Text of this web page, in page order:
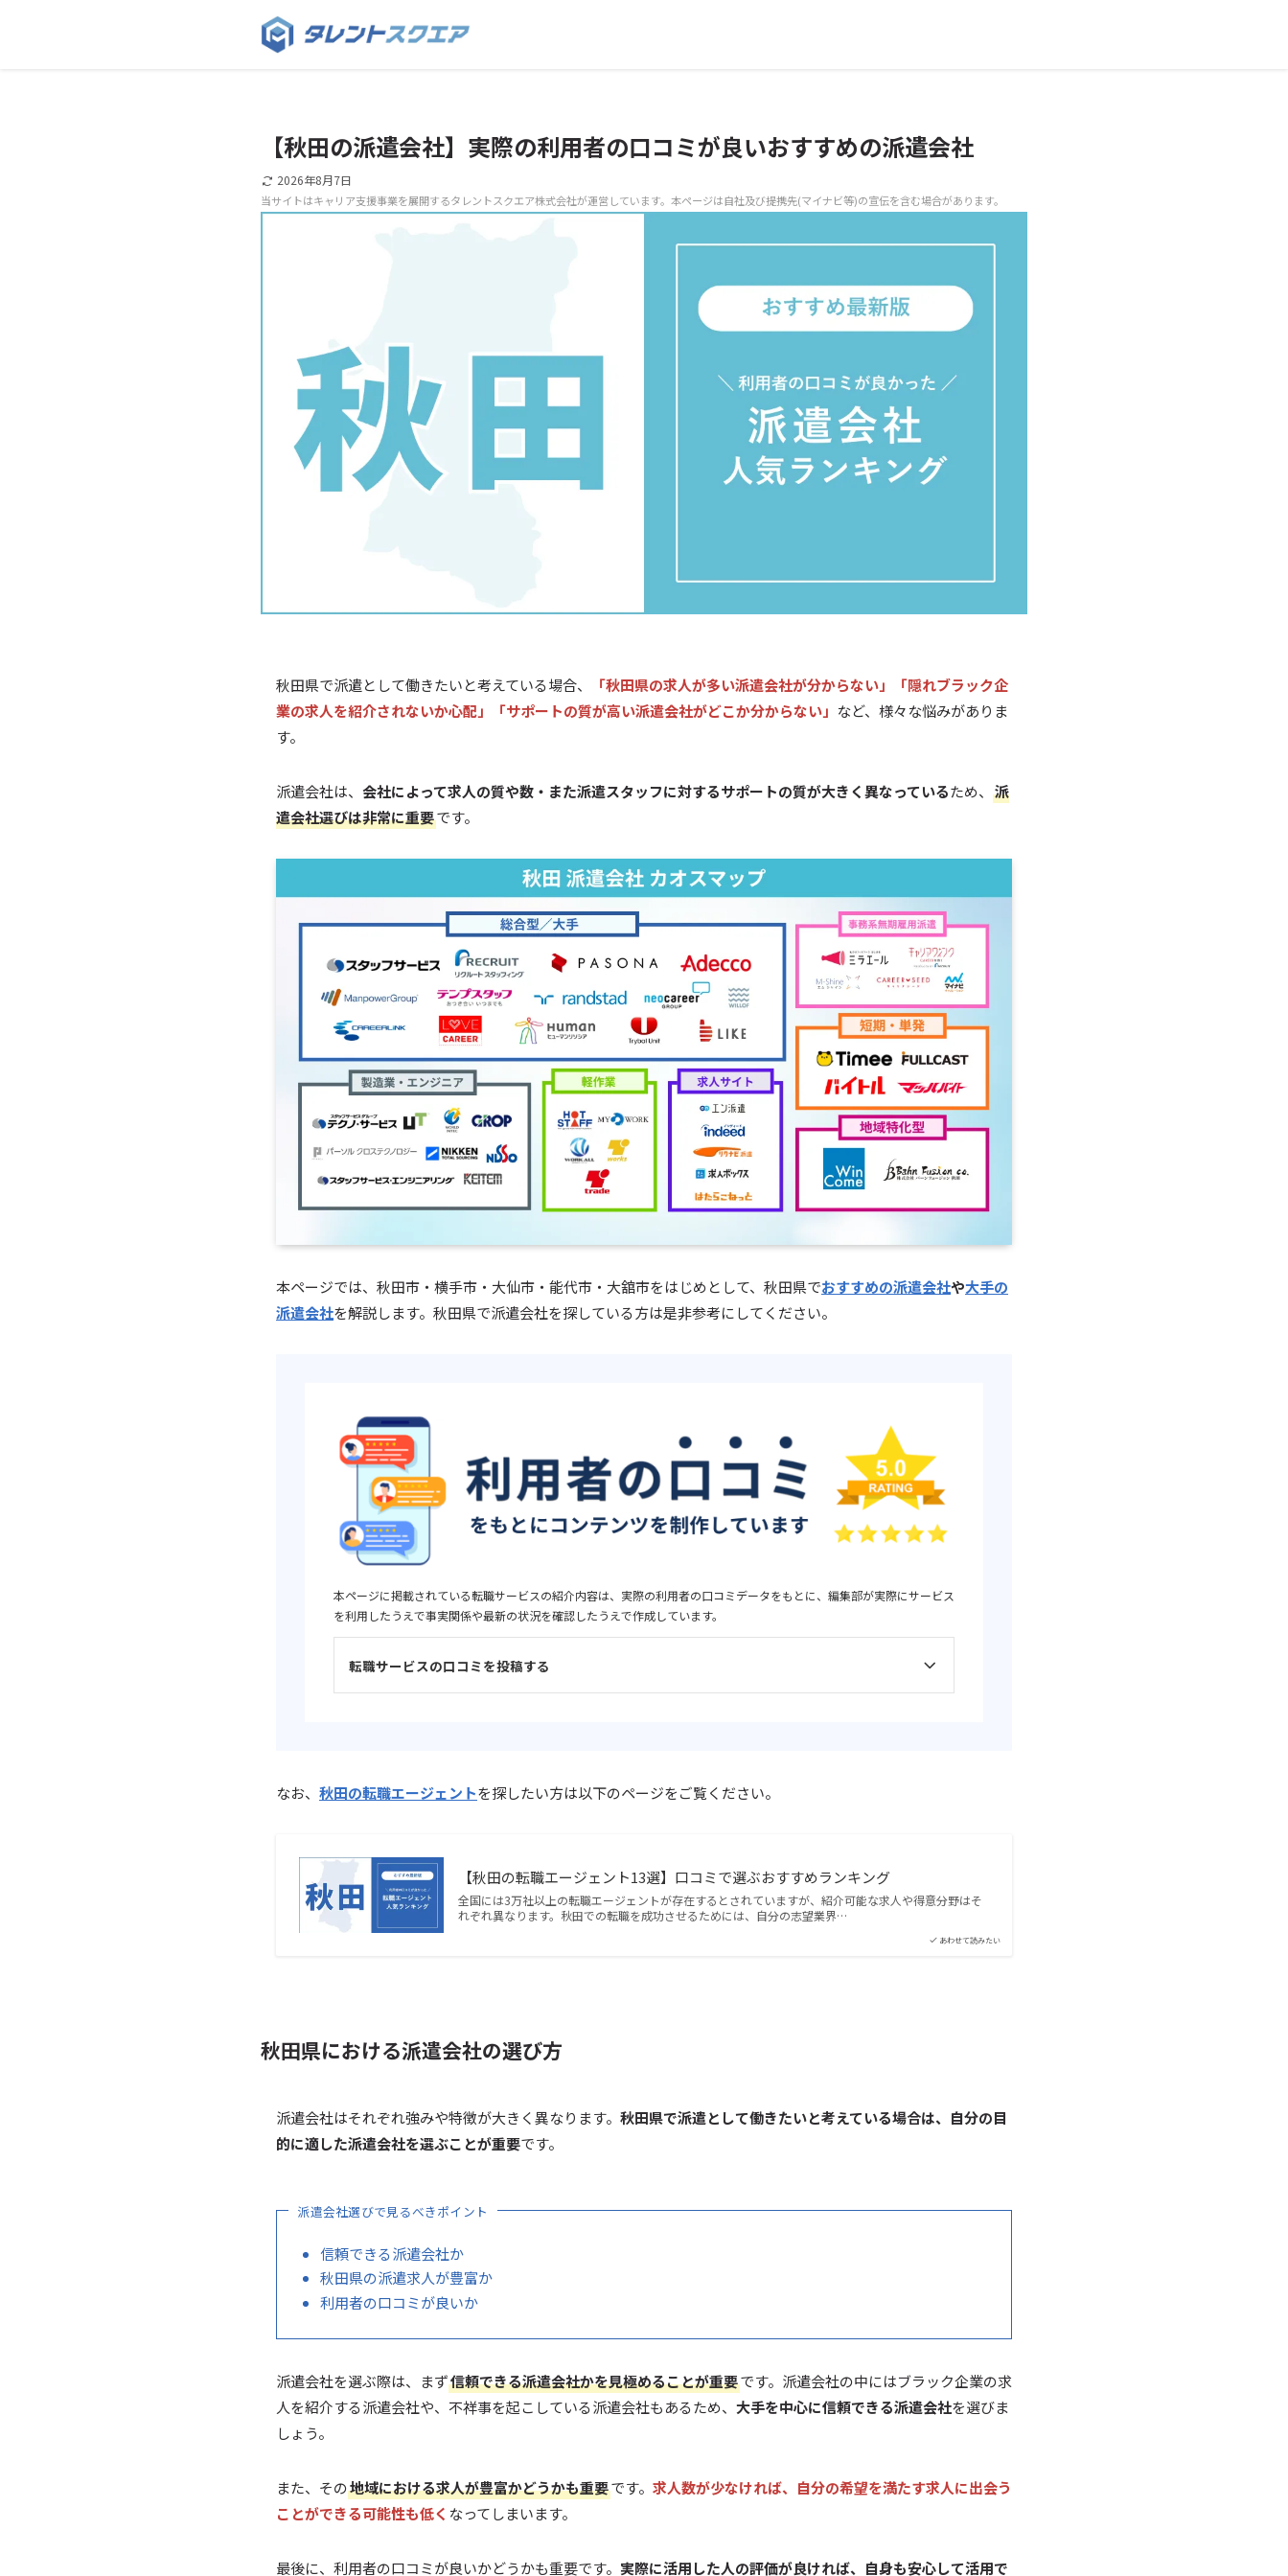
【秋田の派遣会社】実際の利用者の口コミが良いおすすめの派遣会社
2026年8月7日
秋田県で派遣として働きたいと考えている場合、 「秋田県の求人が多い派遣会社が分からない」「隠れブラック企
業の求人を紹介されないか心配」「サポートの質が高い派遣会社がどこか分からない」 など、様々な悩みがありま
す。
派遣会社は、 会社によって求人の質や数・また派遣スタッフに対するサポートの質が大きく異なっているため、 派
遣会社選びは非常に重要です。
本ページでは、秋田市・横手市・大仙市・能代市・大舘市をはじめとして、秋田県でおすすめの派遣会社や大手の
派遣会社を解説します。秋田県で派遣会社を探している方は是非参考にしてください。
本ページに掲載されている転職サービスの紹介内容は、実際の利用者の口コミデータをもとに、編集部が実際にサービス
を利用したうえで事実関係や最新の状況を確認したうえで作成しています。
転職サービスの口コミを投稿する
なお、 秋田の転職エージェントを探したい方は以下のページをご覧ください。
あわせて読みたい
【秋田の転職エージェント13選】口コミで選ぶおすすめランキング
全国には3万社以上の転職エージェントが存在するとされていますが、紹介可能な求人や得意分野はそ
れぞれ異なります。秋田での転職を成功させるためには、自分の志望業界…
秋田県における派遣会社の選び方
派遣会社はそれぞれ強みや特徴が大きく異なります。 秋田県で派遣として働きたいと考えている場合は、自分の目
的に適した派遣会社を選ぶことが重要です。
派遣会社選びで見るべきポイント
信頼できる派遣会社か
秋田県の派遣求人が豊富か
利用者の口コミが良いか
派遣会社を選ぶ際は、まず信頼できる派遣会社かを見極めることが重要です。派遣会社の中にはブラック企業の求
人を紹介する派遣会社や、不祥事を起こしている派遣会社もあるため、 大手を中心に信頼できる派遣会社を選びま
しょう。
また、その地域における求人が豊富かどうかも重要です。 求人数が少なければ、自分の希望を満たす求人に出会う
ことができる可能性も低く なってしまいます。
最後に、利用者の口コミが良いかどうかも重要です。 実際に活用した人の評価が良ければ、自身も安心して活用で